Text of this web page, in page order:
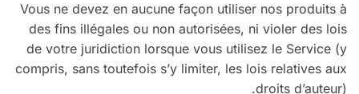
Vous ne devez en aucune façon utiliser nos produits à
des fins illégales ou non autorisées, ni violer des lois
de votre juridiction lorsque vous utilisez le Service (y
compris, sans toutefois s’y limiter, les lois relatives aux
droits d’auteur).